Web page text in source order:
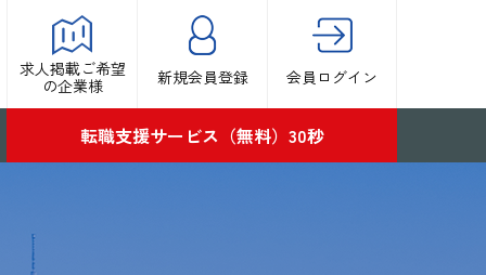
求人掲載ご希望
の企業様
新規会員登録 会員ログイン
転職支援サービス（無料）30秒